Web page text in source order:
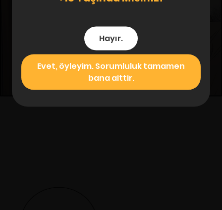
Hayır.
Evet, öyleyim. Sorumluluk tamamen
bana aittir.